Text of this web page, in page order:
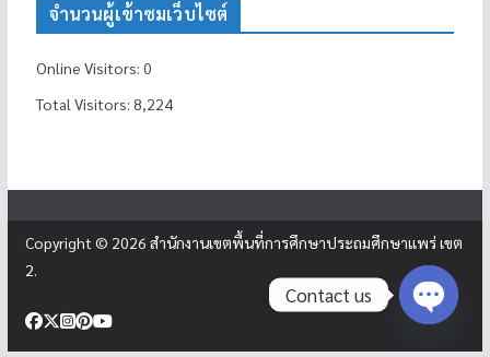
จำนวนผู้เข้าชมเว็บไซต์
Online Visitors: 0
Total Visitors: 8,224
Copyright © 2026 สำนักงานเขตพื้นที่การศึกษาประถมศึกษาแพร่ เขต
2.
Contact us